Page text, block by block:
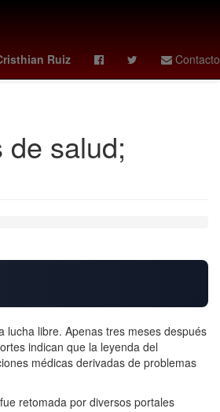
Ruiz Contacto
UAQ obsession
Chelsea
salud;
lucha libre. Apenas tres meses después
indican que la leyenda del
médicas derivadas de problemas
retomada por diversos portales